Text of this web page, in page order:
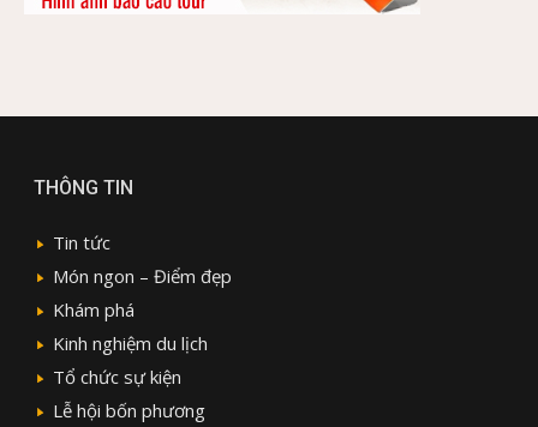
THÔNG TIN
Tin tức
Món ngon – Điểm đẹp
Khám phá
Kinh nghiệm du lịch
Tổ chức sự kiện
Lễ hội bốn phương